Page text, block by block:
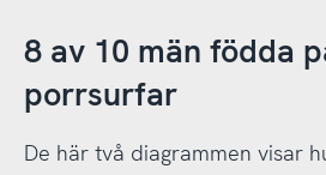
8 av 10 män födda
porrsurfar
De här två diagrammen visar